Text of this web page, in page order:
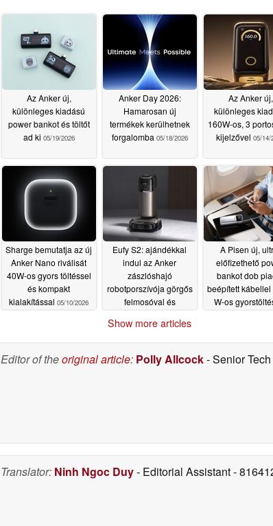
Az Anker új,
különleges kiadású
power bankot és töltőt
ad ki 05/19/2026
Anker Day 2026:
Hamarosan új
termékek kerülhetnek
forgalomba 05/18/2026
Az Anker új,
különleges
160W-os, 3
kijelzővel 05/14/
Sharge bemutatja az új
Anker Nano riválisát
40W-os gyors töltéssel
és kompakt
kialakítással 05/10/2026
Eufy S2: ajándékkal
indul az Anker
zászlóshajó
robotporszívója görgős
felmosóval és
05/08/2026
A Pisen új,
előfizethető
bankot dob
beépített kábellel
W-os
Show more articles
Editor of theoriginal article: Polly Allcock- Senior
Translator: Ninh Ngoc Duy- Editorial Assistant-